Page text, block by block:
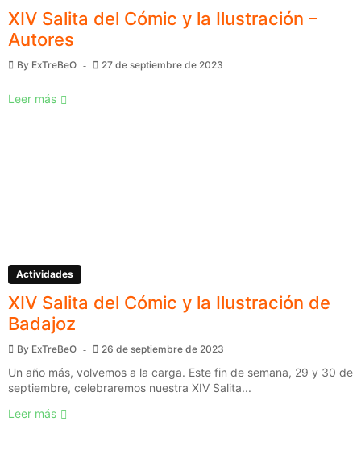
XIV Salita del Cómic y la Ilustración –
Autores
By ExTreBeO 27 de septiembre de 2023
Leer más
Actividades
XIV Salita del Cómic y la Ilustración de
Badajoz
By ExTreBeO 26 de septiembre de 2023
Un año más, volvemos a la carga. Este fin de semana, 29 y 30 de
septiembre, celebraremos nuestra XIV Salita...
Leer más